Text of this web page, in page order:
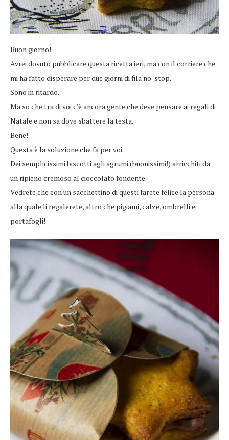
Buon giorno!
Avrei dovuto pubblicare questa ricetta ieri, ma con il corriere che
mi ha fatto disperare per due giorni di fila no-stop.
Sono in ritardo.
Ma so che tra di voi c’è ancora gente che deve pensare ai regali di
Natale e non sa dove sbattere la testa.
Bene!
Questa è la soluzione che fa per voi.
Dei semplicissimi biscotti agli agrumi (buonissimi!) arricchiti da
un ripieno cremoso al cioccolato fondente.
Vedrete che con un sacchettino di questi farete felice la persona
alla quale li regalerete, altro che pigiami, calze, ombrelli e
portafogli!